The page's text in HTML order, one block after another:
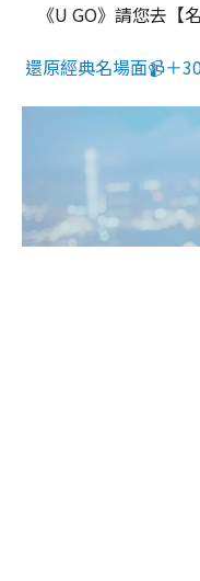
《U GO》請您去【
還原經典名場面📹＋